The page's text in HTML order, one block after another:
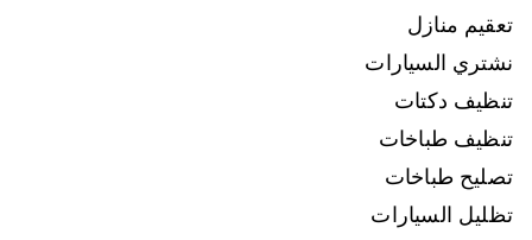
تعقيم منازل
نشتري السيارات
تنظيف دكتات
تنظيف طباخات
تصليح طباخات
تظليل السيارات